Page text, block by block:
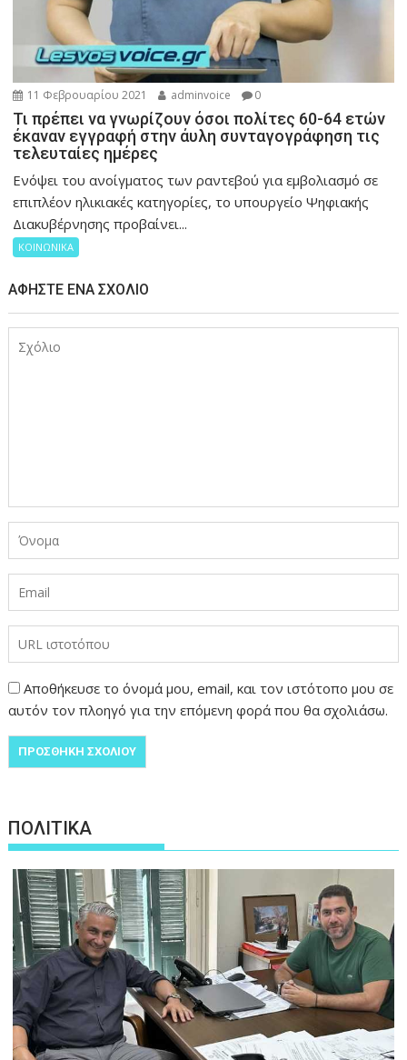
11 Φεβρουαρίου 2021 adminvoice 0
Τι πρέπει να γνωρίζουν όσοι πολίτες 60-64 ετών
έκαναν εγγραφή στην άυλη συνταγογράφηση τις
τελευταίες ημέρες
Ενόψει του ανοίγματος των ραντεβού για εμβολιασμό σε
επιπλέον ηλικιακές κατηγορίες, το υπουργείο Ψηφιακής
Διακυβέρνησης προβαίνει...
ΚΟΙΝΩΝΙΚΑ
ΑΦΉΣΤΕ ΈΝΑ ΣΧΌΛΙΟ
Αποθήκευσε το όνομά μου, email, και τον ιστότοπο μου σε
αυτόν τον πλοηγό για την επόμενη φορά που θα σχολιάσω.
ΠΟΛΙΤΙΚΑ